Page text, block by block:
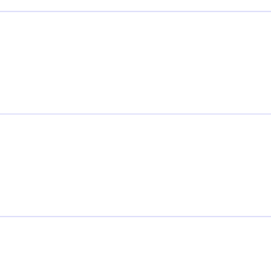
nossa biblioteca. Se por
entrar em contato com nossa
após a compra e solicitar o
período de cobrança. Por
para anual, após confirmar a